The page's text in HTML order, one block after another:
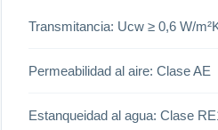
Transmitancia: Ucw ≥ 0,6 W/
Permeabilidad al aire: Clase AE
Estanqueidad al agua: Clase